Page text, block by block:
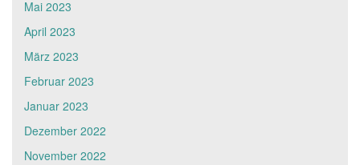
Mai 2023
April 2023
März 2023
Februar 2023
Januar 2023
Dezember 2022
November 2022